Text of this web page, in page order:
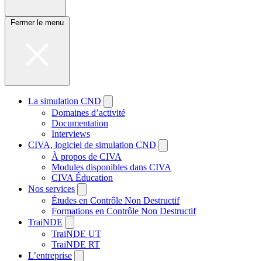
Fermer le menu
La simulation CND
Domaines d’activité
Documentation
Interviews
CIVA, logiciel de simulation CND
À propos de CIVA
Modules disponibles dans CIVA
CIVA Éducation
Nos services
Études en Contrôle Non Destructif
Formations en Contrôle Non Destructif
TraiNDE
TraiNDE UT
TraiNDE RT
L’entreprise